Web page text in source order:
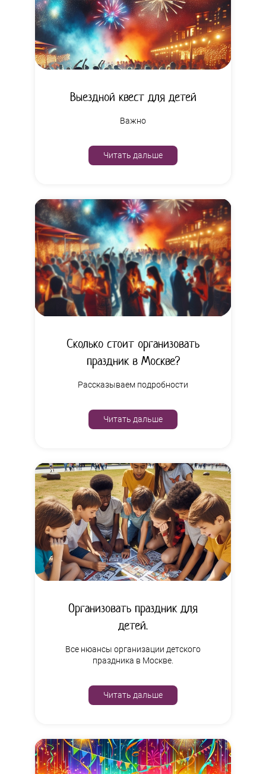
Выездной квест для детей
Важно
Читать дальше
Сколько стоит организовать
праздник в Москве?
Рассказываем подробности
Читать дальше
Организовать праздник для
детей.
Все нюансы организации детского
праздника в Москве.
Читать дальше